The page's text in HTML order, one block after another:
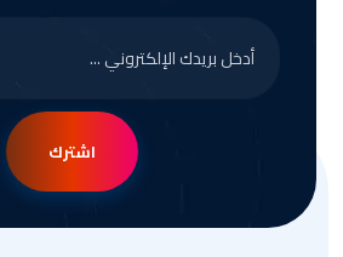
اشترك